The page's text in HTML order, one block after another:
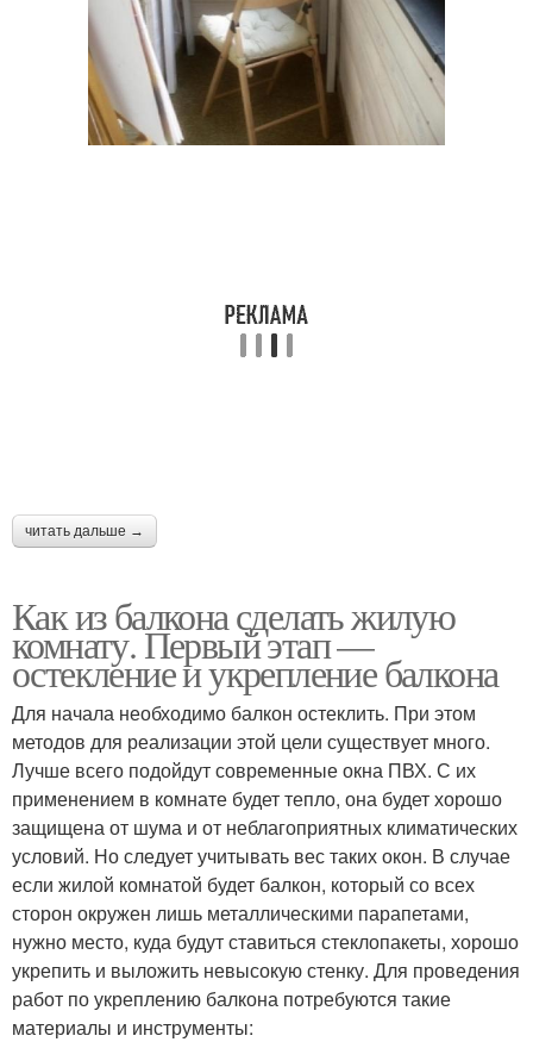
читать дальше →
Как из балкона сделать жилую
комнату. Первый этап —
остекление и укрепление балкона
Для начала необходимо балкон остеклить. При этом
методов для реализации этой цели существует много.
Лучше всего подойдут современные окна ПВХ. С их
применением в комнате будет тепло, она будет хорошо
защищена от шума и от неблагоприятных климатических
условий. Но следует учитывать вес таких окон. В случае
если жилой комнатой будет балкон, который со всех
сторон окружен лишь металлическими парапетами,
нужно место, куда будут ставиться стеклопакеты, хорошо
укрепить и выложить невысокую стенку. Для проведения
работ по укреплению балкона потребуются такие
материалы и инструменты: